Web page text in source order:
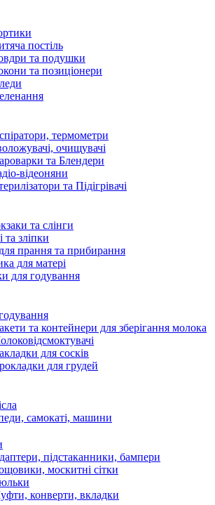
постіль
та подушки
та позиціонери
термометри
очищувачі
та Блендери
відеоняни
та Підігрівачі
та слінги
та зліпки
прання та прибирання
для матері
для годування
та контейнери для зберігання молока
для сосків
для грудей
самокаті, машини
підстаканники, бампери
москитні сітки
конверти, вкладки